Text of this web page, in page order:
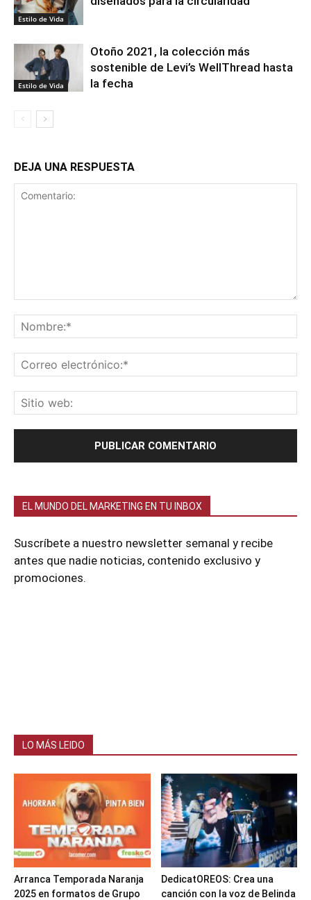
Estilo de Vida
Estilo de Vida
Otoño 2021, la colección más
sostenible de Levi’s WellThread hasta
la fecha
DEJA UNA RESPUESTA
EL MUNDO DEL MARKETING EN TU INBOX
Suscríbete a nuestro newsletter semanal y recibe
antes que nadie noticias, contenido exclusivo y
promociones.
LO MÁS LEIDO
Arranca Temporada Naranja
2025 en formatos de Grupo
DedicatOREOS: Crea una
canción con la voz de Belinda